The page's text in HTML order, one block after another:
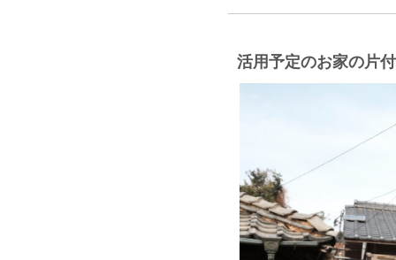
活用予定のお家の片